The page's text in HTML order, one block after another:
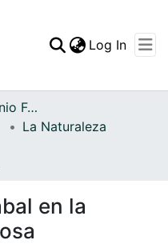
Statistics
Log In
Archivo del Patrimonio Fotográfico y Fílmico del Valle del Cauca
La Naturaleza
en la